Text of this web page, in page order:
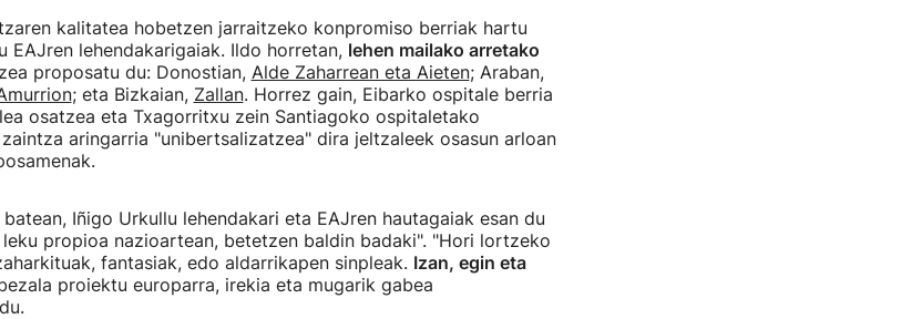
kalitatea hobetzen jarraitzeko konpromiso berriak hartu
EAJren lehendakarigaiak. Ildo horretan, lehen mailako arretako
proposatu du: Donostian, Alde Zaharrean eta Aieten; Araban,
; eta Bizkaian, Zallan. Horrez gain, Eibarko ospitale berria
osatzea eta Txagorritxu zein Santiagoko ospitaletako
aringarria "unibertsalizatzea" dira jeltzaleek osasun arloan
Iñigo Urkullu lehendakari eta EAJren hautagaiak esan du
propioa nazioartean, betetzen baldin badaki". "Hori lortzeko
fantasiak, edo aldarrikapen sinpleak. Izan, egin eta
proiektu europarra, irekia eta mugarik gabea